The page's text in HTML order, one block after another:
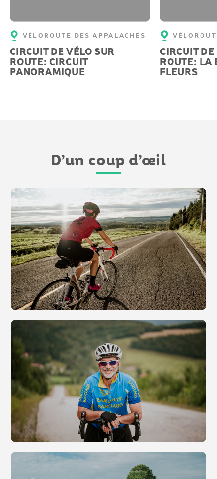
VÉLOROUTE DES APPALACHES
CIRCUIT DE VÉLO SUR
ROUTE: CIRCUIT
PANORAMIQUE
CIRCUIT
ROUTE: LA
FLEURS
D’un coup d’œil